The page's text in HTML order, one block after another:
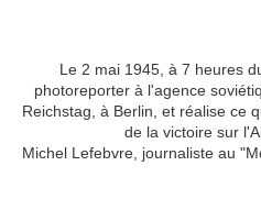
Le 2 mai 1945, à 7 heures
photoreporter à l'agence
Reichstag, à Berlin, et réalise ce
de la victoire sur
Michel Lefebvre, journaliste au